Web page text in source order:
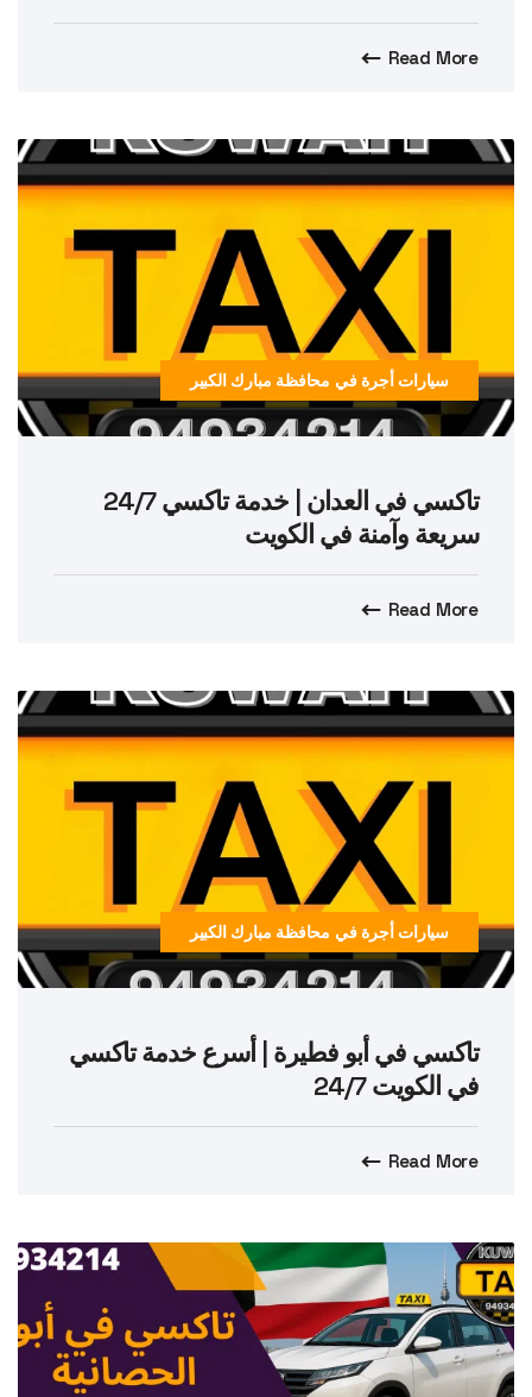
Read More
سيارات أجرة في محافظة مبارك الكبير
تاكسي في العدان | خدمة تاكسي 24/7
سريعة وآمنة في الكويت
Read More
سيارات أجرة في محافظة مبارك الكبير
تاكسي في أبو فطيرة | أسرع خدمة تاكسي
في الكويت 24/7
Read More